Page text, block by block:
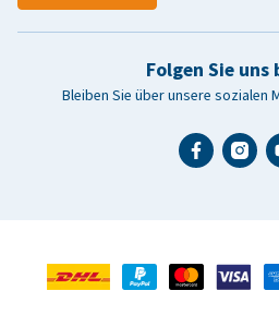
Folgen Sie uns
Bleiben Sie über unsere sozialen